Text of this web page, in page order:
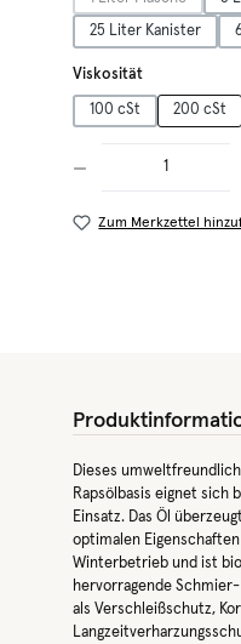
25 Liter Kanister
Viskositätauswählen
100 cSt 200 cSt
Zum Merkzettel
Dieses
Rapsölbasis eignet sich
Einsatz. Das Öl
optimalen
Winterbetrieb und ist
hervorragende
als Verschleißschutz,